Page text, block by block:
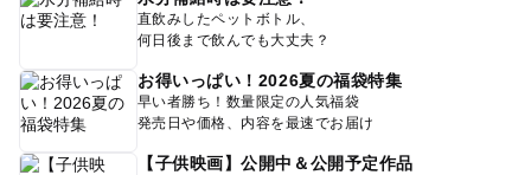
直飲みしたペットボトル、
何日後まで飲んでも大丈夫？
お得いっぱい！2026夏の福袋特集
早い者勝ち！数量限定の人気福袋
発売日や価格、内容を最速でお届け
【子供映画】公開中＆公開予定作品